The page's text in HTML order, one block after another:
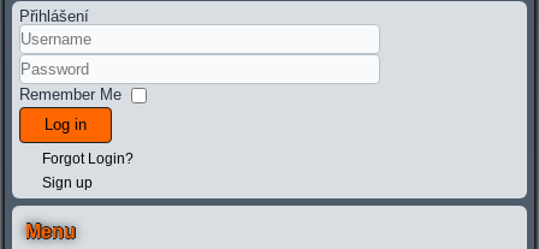
Přihlášení
Remember Me
Log in
Forgot Login?
Sign up
Menu